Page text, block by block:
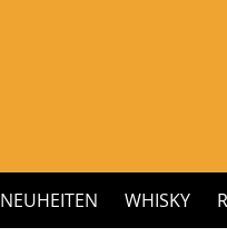
NEUHEITEN WHISKY